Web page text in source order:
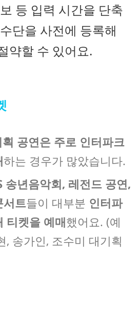
등 입력 시간을 단축
단을 사전에 등록해
약할 수 있어요.
획 공연은 주로 인터파크
하는 경우가 많았습니다.
송년음악회, 레전드 공연,
서트들이 대부분 인터파
티켓을 예매했어요. (예
, 송가인, 조수미 대기획